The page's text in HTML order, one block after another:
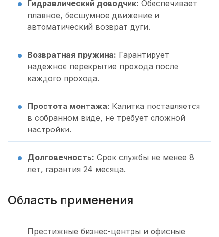
Гидравлический доводчик: Обеспечивает
плавное, бесшумное движение и
автоматический возврат дуги.
Возвратная пружина: Гарантирует
надежное перекрытие прохода после
каждого прохода.
Простота монтажа: Калитка поставляется
в собранном виде, не требует сложной
настройки.
Долговечность: Срок службы не менее 8
лет, гарантия 24 месяца.
Область применения
Престижные бизнес-центры и офисные